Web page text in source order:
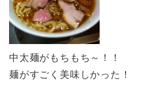
中太麺がもちもち～！！
麺がすごく美味しかった！